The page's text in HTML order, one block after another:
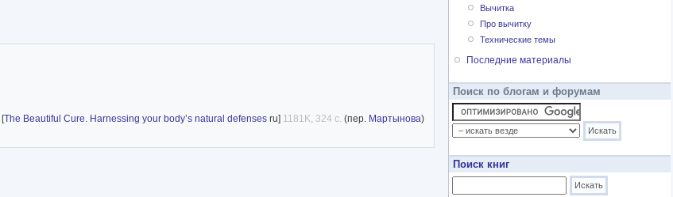
[The Beautiful Cure. Harnessing your body’s natural defenses ru] 1181K, 324 с. (пер. Мартынова)
Вычитка
Про вычитку
Технические темы
Последние материалы
Поиск по блогам и форумам
Поиск книг